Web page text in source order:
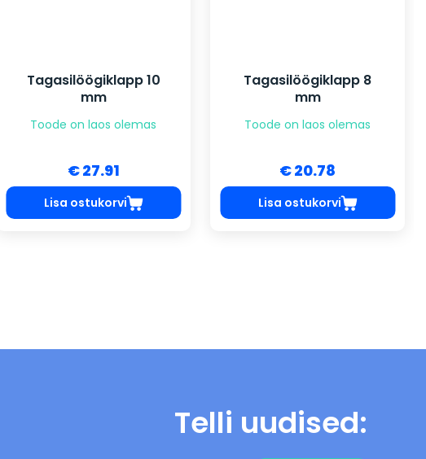
Tagasilöögiklapp 10
mm
Toode on laos olemas
€ 27.91
Lisa ostukorvi
Tagasilöögiklapp 8
mm
Toode on laos olemas
€ 20.78
Lisa ostukorvi
Telli uudised: